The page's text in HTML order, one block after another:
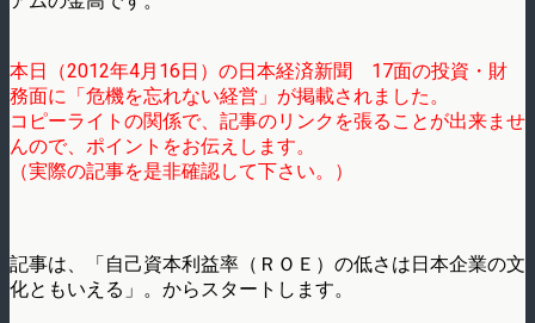
本日（2012年4月16日）の日本経済新聞 17面の投資・財
務面に「危機を忘れない経営」が掲載されました。
コピーライトの関係で、記事のリンクを張ることが出来ませ
んので、ポイントをお伝えします。
（実際の記事を是非確認して下さい。）
記事は、「自己資本利益率（ＲＯＥ）の低さは日本企業の文
化ともいえる」。からスタートします。